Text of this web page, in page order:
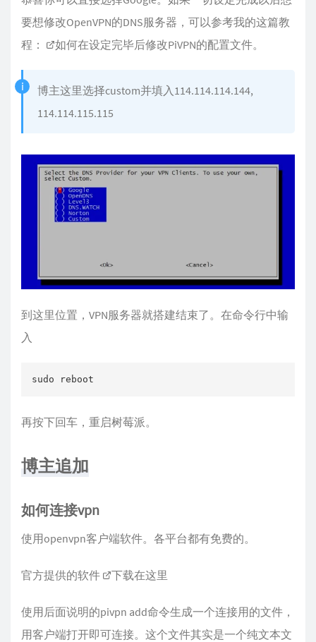
要想修改OpenVPN的DNS服务器，可以参考我的这篇教
程：
如何在设定完毕后修改PiVPN的配置文件。
博主这里选择custom并填入114.114.114.144,
114.114.115.115
到这里位置，VPN服务器就搭建结束了。在命令行中输
入
sudo reboot
再按下回车，重启树莓派。
博主追加
如何连接vpn
使用openvpn客户端软件。各平台都有免费的。
官方提供的软件 下载在这里
使用后面说明的pivpn add命令生成一个连接用的文件，
用客户端打开即可连接。这个文件其实是一个纯文本文